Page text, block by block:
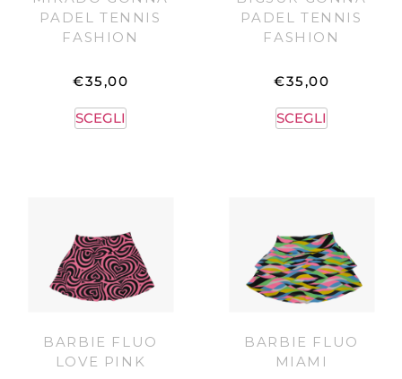
PADEL TENNIS
FASHION
€35,00
SCEGLI
PADEL TENNIS
FASHION
€35,00
SCEGLI
BARBIE FLUO
LOVE PINK
BARBIE FLUO
MIAMI